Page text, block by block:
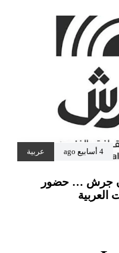
4 أسابيع ago عربية
جرش … حضور